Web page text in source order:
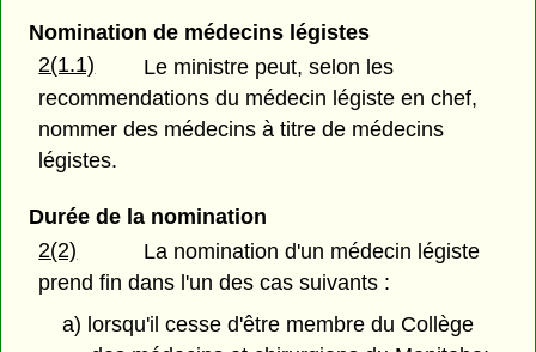
Nomination de médecins légistes
2(1.1)
Le ministre peut, selon les
recommendations du médecin légiste en chef,
nommer des médecins à titre de médecins
légistes.
Durée de la nomination
2(2)
La nomination d'un médecin légiste
prend fin dans l'un des cas suivants :
a) lorsqu'il cesse d'être membre du Collège